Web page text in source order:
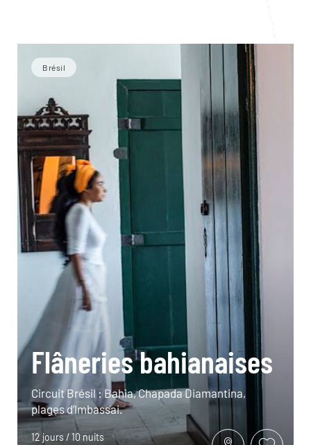
Brésil
Flâneries bahianaises
Circuit Brésil : Bahia, Chapada Diamantina,
plages d’Imbassai.
12 jours / 10 nuits